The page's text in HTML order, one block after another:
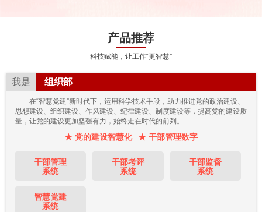
产品推荐
科技赋能，让工作“更智慧”
我是 组织部
在“智慧党建”新时代下，运用科学技术手段，助力推进党的政治建设、
思想建设、组织建设、作风建设、纪律建设、制度建设等，提高党的建设质
量，让党的建设更加坚强有力，始终走在时代的前列。
★ 党的建设智慧化 ★ 干部管理数字
干部管理
系统
干部考评
系统
干部监督
系统
智慧党建
系统